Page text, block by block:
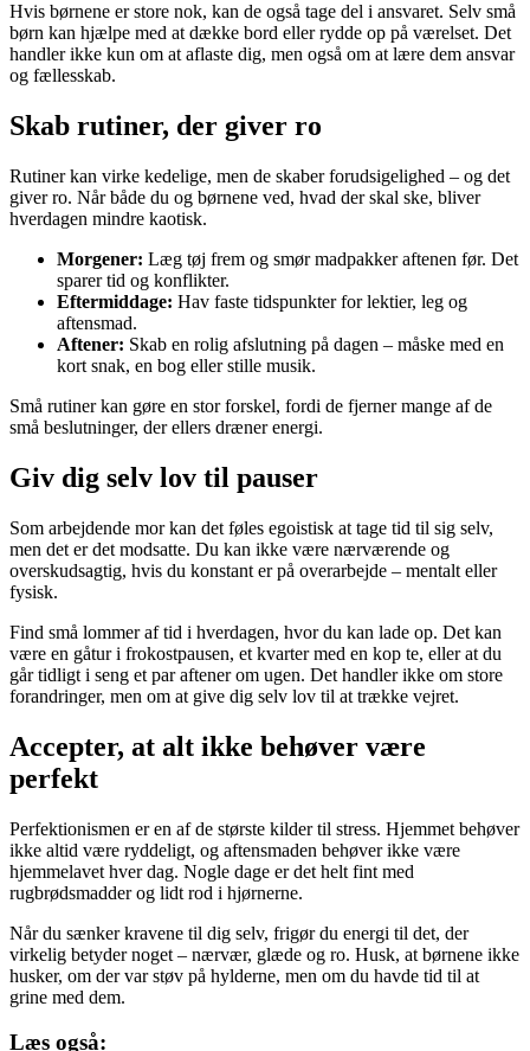
Hvis børnene er store nok, kan de også tage del i ansvaret. Selv små
børn kan hjælpe med at dække bord eller rydde op på værelset. Det
handler ikke kun om at aflaste dig, men også om at lære dem ansvar
og fællesskab.
Skab rutiner, der giver ro
Rutiner kan virke kedelige, men de skaber forudsigelighed – og det
giver ro. Når både du og børnene ved, hvad der skal ske, bliver
hverdagen mindre kaotisk.
Morgener: Læg tøj frem og smør madpakker aftenen før. Det
sparer tid og konflikter.
Eftermiddage: Hav faste tidspunkter for lektier, leg og
aftensmad.
Aftener: Skab en rolig afslutning på dagen – måske med en
kort snak, en bog eller stille musik.
Små rutiner kan gøre en stor forskel, fordi de fjerner mange af de
små beslutninger, der ellers dræner energi.
Giv dig selv lov til pauser
Som arbejdende mor kan det føles egoistisk at tage tid til sig selv,
men det er det modsatte. Du kan ikke være nærværende og
overskudsagtig, hvis du konstant er på overarbejde – mentalt eller
fysisk.
Find små lommer af tid i hverdagen, hvor du kan lade op. Det kan
være en gåtur i frokostpausen, et kvarter med en kop te, eller at du
går tidligt i seng et par aftener om ugen. Det handler ikke om store
forandringer, men om at give dig selv lov til at trække vejret.
Accepter, at alt ikke behøver være
perfekt
Perfektionismen er en af de største kilder til stress. Hjemmet behøver
ikke altid være ryddeligt, og aftensmaden behøver ikke være
hjemmelavet hver dag. Nogle dage er det helt fint med
rugbrødsmadder og lidt rod i hjørnerne.
Når du sænker kravene til dig selv, frigør du energi til det, der
virkelig betyder noget – nærvær, glæde og ro. Husk, at børnene ikke
husker, om der var støv på hylderne, men om du havde tid til at
grine med dem.
Læs også: